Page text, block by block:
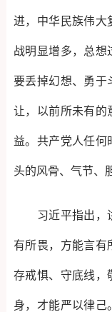
进，中华民族伟大
战明显增多，总想
要丢掉幻想、勇于
让，以前所未有的
益。共产党人任何
头的风骨、气节、
习近平指出，讲
有所畏，方能言有
存戒惧、守底线，
身，才能严以律己